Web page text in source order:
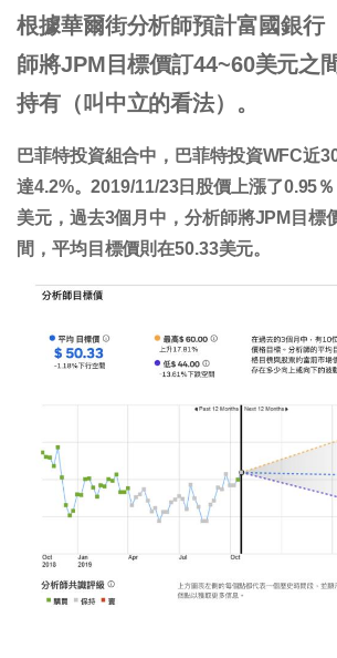
根據華爾街分析師預計富國銀行
師將JPM目標價訂44~60美元之
持有（叫中立的看法）。
巴菲特投資組合中，巴菲特投資WFC近
達4.2%。2019/11/23日股價上漲了0.95
美元，過去3個月中，分析師將JPM目標
間，平均目標價則在50.33美元。